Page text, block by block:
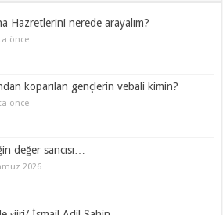
Hazretlerini nerede arayalım?
önce
koparılan gençlerin vebali kimin?
önce
değer sancısı…
2026